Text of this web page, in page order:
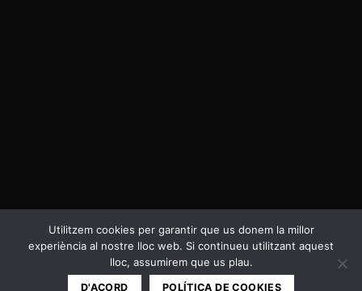
Política de privacitat i Cookies
Copyright 2026 ©Cal Negre
Utilitzem cookies per garantir que us donem la millor
experiència al nostre lloc web. Si continueu utilitzant aquest
lloc, assumirem que us plau.
D'ACORD POLÍTICA DE COOKIES